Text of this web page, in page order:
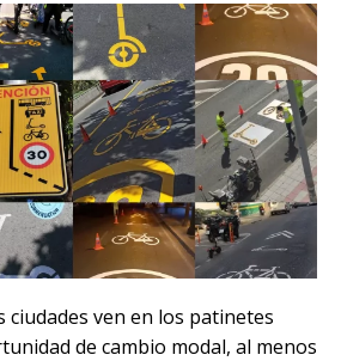
ciudades ven en los patinetes
de cambio modal, al menos